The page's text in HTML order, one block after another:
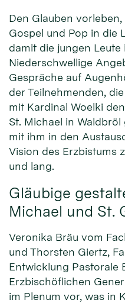
Den Glauben
Gospel und Pop in die
damit die jungen
Niederschwellige
Gespräche auf
der Teilnehmenden,
mit Kardinal Woelki
St. Michael in
mit ihm in den
Vision des Erzbistums
und lang.
Gläubige
Michael und St.
Veronika Bräu vom
und Thorsten Giertz,
Entwicklung Pastorale
Erzbischöflichen
im Plenum vor, was in